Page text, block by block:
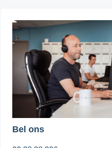
Bel ons